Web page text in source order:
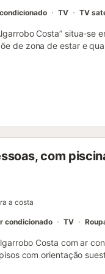
TV TV
Costa” situa-se
de zona de estar e
conta com Wi-Fi
de streaming e
chapéus-de-sol e
com piscina vedada
exterior. Existem ainda
indicado para casais.
de resíduos;
ao uso de água, que
com
a costa
condicionado TV
Costa com ar
com orientação